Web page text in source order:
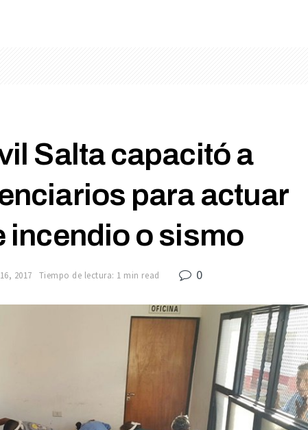
Salta capacitó a
para actuar
incendio o sismo
2017 Tiempo de lectura: 1 min read 0